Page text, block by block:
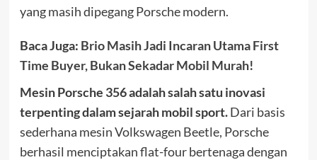
yang masih dipegang Porsche modern.
Baca Juga: Brio Masih Jadi Incaran Utama First
Time Buyer, Bukan Sekadar Mobil Murah!
Mesin Porsche 356 adalah salah satu inovasi
terpenting dalam sejarah mobil sport.Dari basis
sederhana mesin Volkswagen Beetle, Porsche
berhasil menciptakan flat-four bertenaga dengan